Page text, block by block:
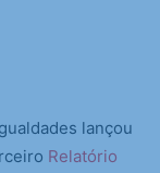
lançou
Relatório